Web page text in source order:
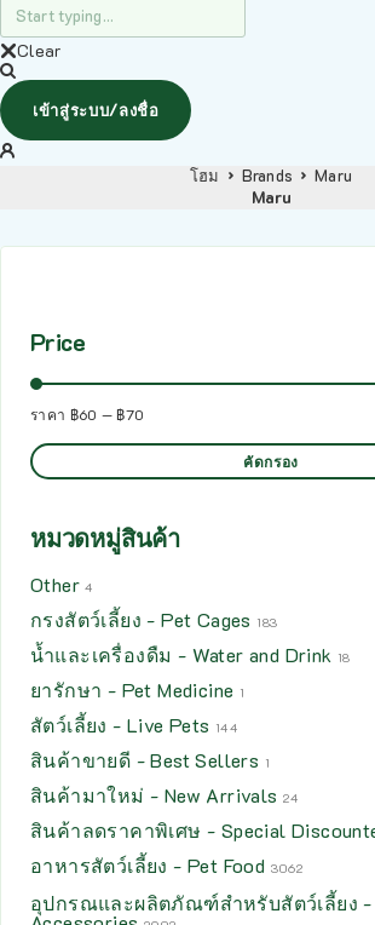
Clear
เข้าสู่ระบบ/ลงชื่อ
โฮม Brands Maru
Maru
Price
คัดกรอง
ราคา ฿60 — ฿70
หมวดหมู่สินค้า
Other 4
กรงสัตว์เลี้ยง - Pet Cages 183
น้ำและเครื่องดืม - Water and Drink 18
ยารักษา - Pet Medicine 1
สัตว์เลี้ยง - Live Pets 144
สินค้าขายดี - Best Sellers 1
สินค้ามาใหม่ - New Arrivals 24
สินค้าลดราคาพิเศษ - Special
อาหารสัตว์เลี้ยง - Pet Food 3062
อุปกรณและผลิตภัณฑ์สำหรับสัตว์เลี้ยง -